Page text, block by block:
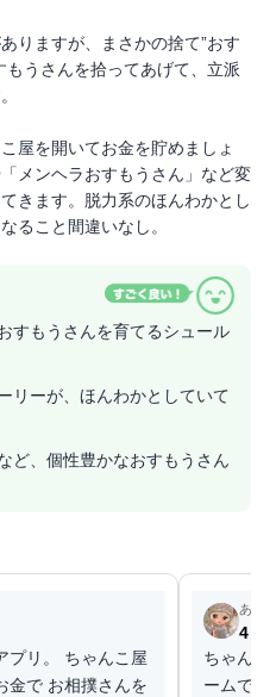
りますが、まさかの捨て”おす
うさんを拾ってあげて、立派
屋を開いてお金を貯めましょ
メンヘラおすもうさん」など変
きます。脱力系のほんわかとし
ること間違いなし。
すもうさんを育てるシュール
リーが、ほんわかとしていて
ど、個性豊かなおすもうさん
プリ。 ちゃんこ屋
金で お相撲さんを
あや
4
ちゃんこ
ームです